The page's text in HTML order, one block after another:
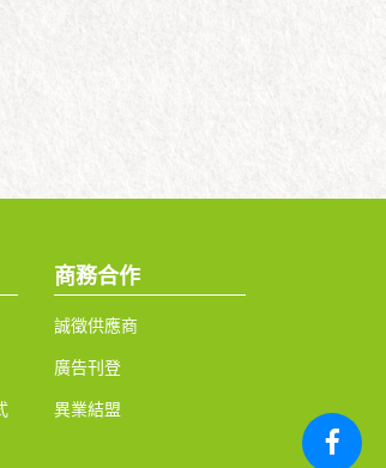
商務合作
誠徵供應商
廣告刊登
異業結盟